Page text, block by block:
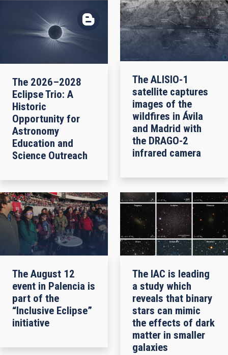
The 2026–2028
Eclipse Trio: A
Historic
Opportunity for
Astronomy
Education and
Science Outreach
The ALISIO-1
satellite captures
images of the
wildfires in Ávila
and Madrid with
the DRAGO-2
infrared camera
The August 12
event in Palencia is
part of the
“Inclusive Eclipse”
initiative
The IAC is leading
a study which
reveals that binary
stars can mimic
the effects of dark
matter in smaller
galaxies